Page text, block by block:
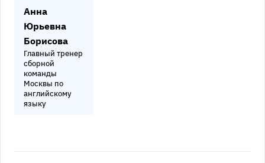
Анна
Юрьевна
Борисова
Главный тренер
сборной
команды
Москвы по
английскому
языку